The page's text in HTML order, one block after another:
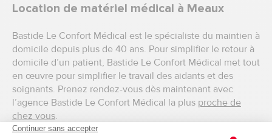
Location de matériel médical à Meaux
Bastide Le Confort Médical est le spécialiste du maintien à
domicile depuis plus de 40 ans. Pour simplifier le retour à
domicile d’un patient, Bastide Le Confort Médical met tout
en œuvre pour simplifier le travail des aidants et des
soignants. Prenez rendez-vous dès maintenant avec
l’agence Bastide Le Confort Médical la plus proche de
chez vous.
Matériel médical pour professionnels de